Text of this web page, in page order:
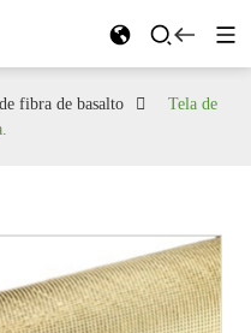
fibra de basalto
Tela de